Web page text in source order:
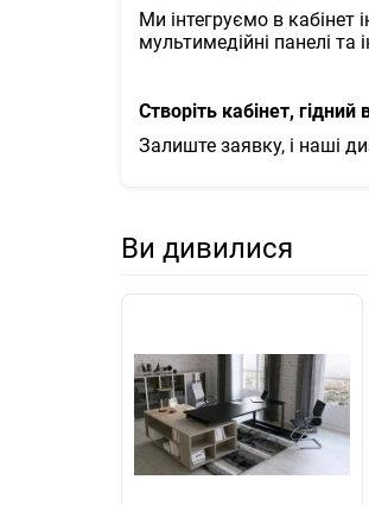
Ми інтегруємо в кабінет
мультимедійні панелі та
Створіть кабінет, гідний
Залиште заявку, і наші
Ви дивилися